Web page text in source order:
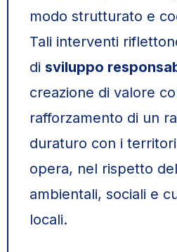
modo strutturato e
Tali interventi
di sviluppo
creazione di valore
rafforzamento di un
duraturo con i
opera, nel rispetto
ambientali, sociali e
locali.